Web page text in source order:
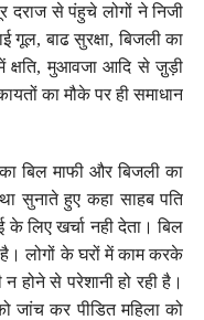
दराज से पंहुचे लोगों ने निजी
गूल, बाढ सुरक्षा, बिजली का
क्षति, मुआवजा आदि से जु़ड़ी
का मौके पर ही समाधान
बिल माफी और बिजली का
सुनाते हुए कहा साहब पति
लिए खर्चा नही देता। बिल
लोगों के घरों में काम करके
होने से परेशानी हो रही है।
जांच कर पीडित महिला को